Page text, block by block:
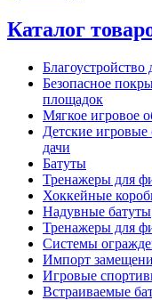
Каталог
Безопасное
площадок
Мягкое игровое
Детские
дачи
Батуты
Тренажеры для
Хоккейные
Надувные батуты
Тренажеры для
Системы
Импорт
Игровые
Встраиваемые